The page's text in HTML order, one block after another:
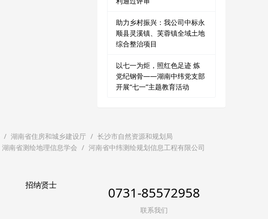
助力乡村振兴：我公司中标永
顺县灵溪镇、芙蓉镇全域土地
综合整治项目
以七一为炬，照红色足迹 炼
党纪钢骨——湖南中纬党支部
开展“七一”主题教育活动
湖南省住房和城乡建设厅
长沙市自然资源和规划局
湖南省测绘地理信息学会 河南省中纬测绘规划信息工程有限公司
招纳贤士 0731-85572958
联系我们